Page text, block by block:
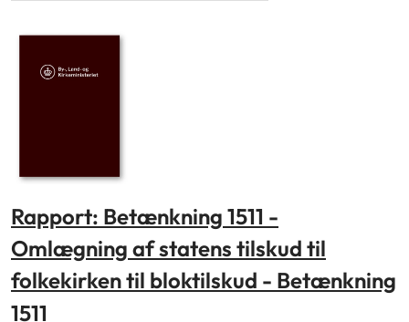
Rapport: Betænkning 1511 -
Omlægning af statens tilskud til
folkekirken til bloktilskud - Betænkning
1511